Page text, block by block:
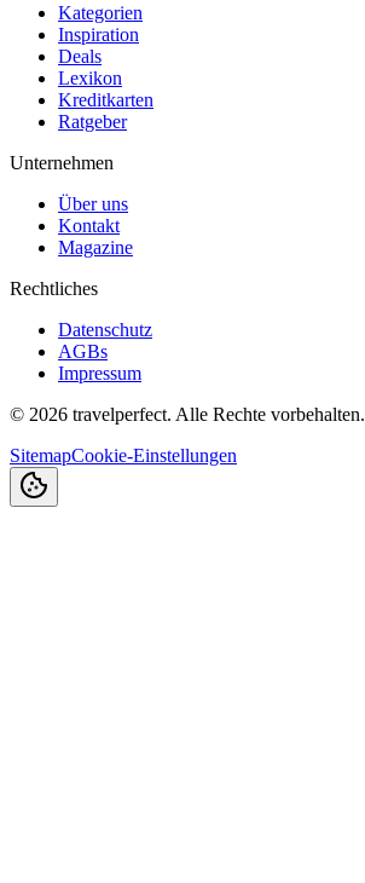
Kategorien
Inspiration
Deals
Lexikon
Kreditkarten
Ratgeber
Unternehmen
Über uns
Kontakt
Magazine
Rechtliches
Datenschutz
AGBs
Impressum
© 2026 travelperfect. Alle Rechte vorbehalten.
SitemapCookie-Einstellungen